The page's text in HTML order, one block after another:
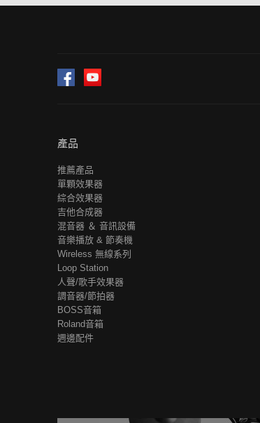
Facebook
產品
推薦產品
單顆效果器
綜合效果器
吉他合成器
混音器 ＆ 音訊設備
音樂播放 & 節奏機
Wireless 無線系列
Loop Station
人聲/歌手效果器
調音器/節拍器
BOSS音箱
Roland音箱
週邊配件